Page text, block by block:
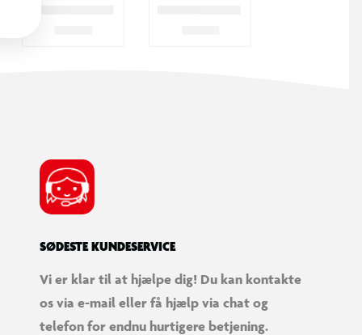
SØDESTE KUNDESERVICE
Vi er klar til at hjælpe dig! Du kan kontakte
os via e-mail eller få hjælp via chat og
telefon for endnu hurtigere betjening.